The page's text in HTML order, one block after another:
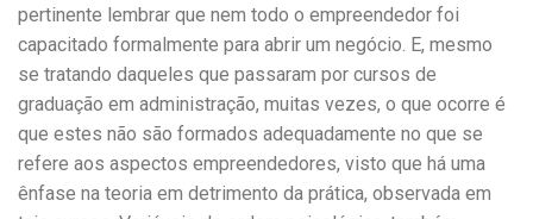
pertinente lembrar que nem todo o empreendedor foi
capacitado formalmente para abrir um negócio. E, mesmo
se tratando daqueles que passaram por cursos de
graduação em administração, muitas vezes, o que ocorre é
que estes não são formados adequadamente no que se
refere aos aspectos empreendedores, visto que há uma
ênfase na teoria em detrimento da prática, observada em